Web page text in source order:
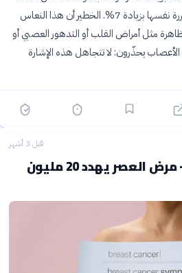
إضافية يومياً، والقيلولة المتكررة نفسها بزيادة 7%. الخطير أن هذا النعاس
مثل أمراض القلب أو التدهور العصبي أو
يحذّرون: لا تتجاهل هذه الإشارة
قبل 3 أشهر
السرطان بالأرقام — مرض العصر يهدد 20 مليون